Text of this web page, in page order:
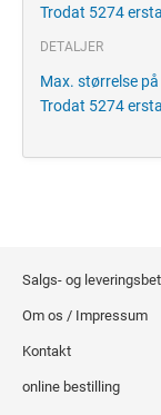
Trodat 5274
DETALJER
Max. størrelse
Trodat 5274
Salgs- og
Om os / Impressum
Kontakt
online bestilling